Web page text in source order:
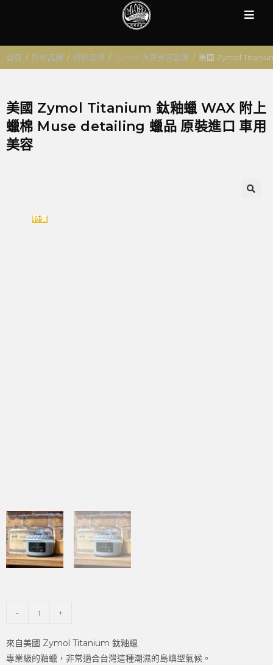
首頁 / 所有品牌 / 經銷品牌 / Zymol 汽車美容品牌 / 美國 Zymol
美國 Zymol Titanium 鈦釉蠟 WAX 附上
蠟棉 Muse detailing 蠟品 原裝進口 車用
美容
特價
- +
來自美國 Zymol Titanium 鈦釉蠟
專業級的釉蠟，非常適合台灣這種潮濕的島嶼型氣候。